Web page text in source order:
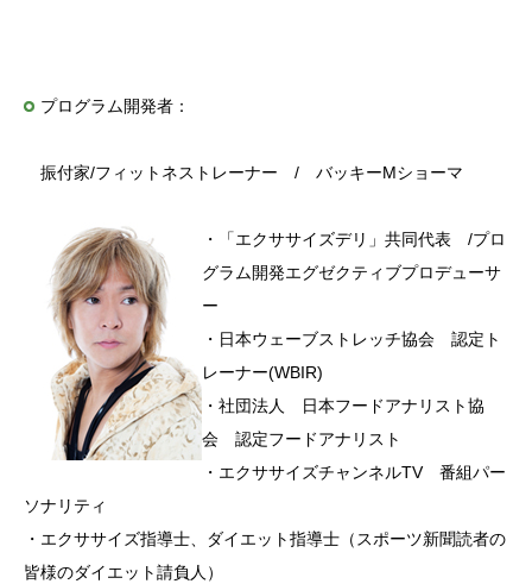
プログラム開発者：
振付家/フィットネストレーナー / バッキーMショーマ
・「エクササイズデリ」共同代表 /プロ
グラム開発エグゼクティブプロデューサ
ー
・日本ウェーブストレッチ協会 認定ト
レーナー(WBIR)
・社団法人 日本フードアナリスト協
会 認定フードアナリスト
・エクササイズチャンネルTV 番組パー
ソナリティ
・エクササイズ指導士、ダイエット指導士（スポーツ新聞読者の
皆様のダイエット請負人）